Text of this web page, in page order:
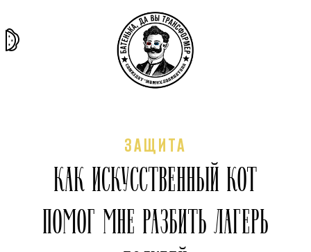
ЗАЩИТА
КАК ИСКУССТВЕННЫЙ КОТ
ПОМОГ МНЕ РАЗБИТЬ ЛАГЕРЬ